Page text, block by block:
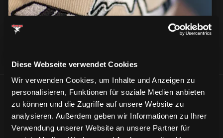
Diese Webseite verwendet Cookies
Wir verwenden Cookies, um Inhalte und Anzeigen zu
personalisieren, Funktionen für soziale Medien anbieten
zu können und die Zugriffe auf unsere Website zu
analysieren. Außerdem geben wir Informationen zu Ihrer
Verwendung unserer Website an unsere Partner für
ÄHNLICHE NEWS